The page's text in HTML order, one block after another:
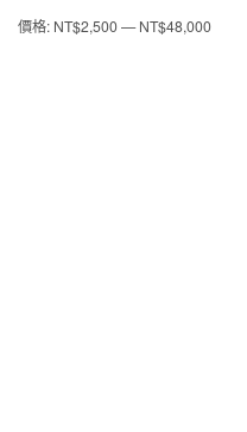
最最
價格: NT$2,500—NT$48,000